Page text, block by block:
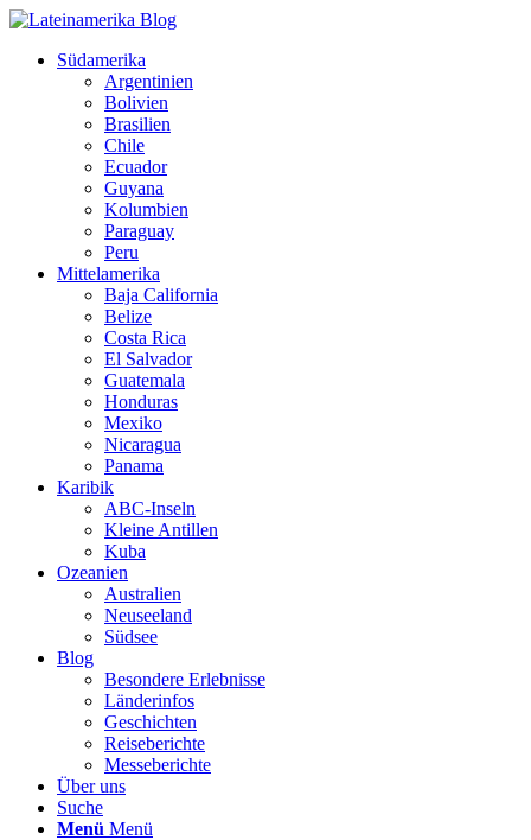
Südamerika
Argentinien
Bolivien
Brasilien
Chile
Ecuador
Guyana
Kolumbien
Paraguay
Peru
Mittelamerika
Baja California
Belize
Costa Rica
El Salvador
Guatemala
Honduras
Mexiko
Nicaragua
Panama
Karibik
ABC-Inseln
Kleine Antillen
Kuba
Ozeanien
Australien
Neuseeland
Südsee
Blog
Besondere Erlebnisse
Länderinfos
Geschichten
Reiseberichte
Messeberichte
Über uns
Suche
Menü Menü